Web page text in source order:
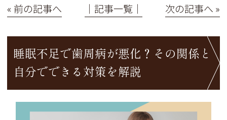
« 前の記事へ │記事一覧│ 次の記事へ »
睡眠不足で歯周病が悪化？その関係と
自分でできる対策を解説